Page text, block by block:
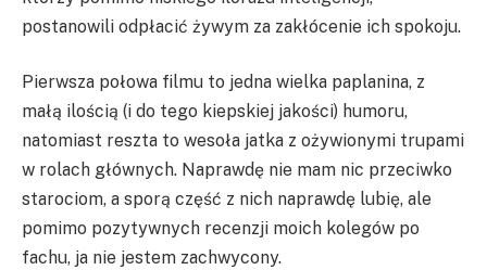
postanowili odpłacić żywym za zakłócenie ich spokoju.
Pierwsza połowa filmu to jedna wielka paplanina, z
małą ilością (i do tego kiepskiej jakości) humoru,
natomiast reszta to wesoła jatka z ożywionymi trupami
w rolach głównych. Naprawdę nie mam nic przeciwko
starociom, a sporą część z nich naprawdę lubię, ale
pomimo pozytywnych recenzji moich kolegów po
fachu, ja nie jestem zachwycony.